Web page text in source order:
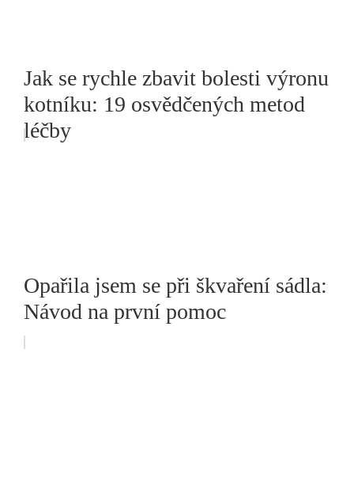
Jak se rychle zbavit bolesti výronu
kotníku: 19 osvědčených metod
léčby
Opařila jsem se při škvaření sádla:
Návod na první pomoc